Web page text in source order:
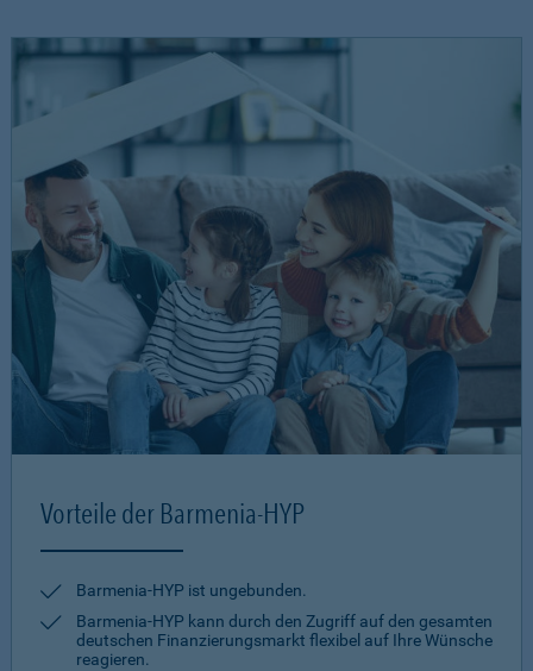
Vorteile der Barmenia-HYP
Barmenia-HYP ist ungebunden.
Barmenia-HYP kann durch den Zugriff auf den gesamten
deutschen Finanzierungsmarkt flexibel auf Ihre Wünsche
reagieren.